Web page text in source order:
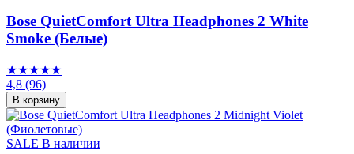
Bose QuietComfort Ultra Headphones 2 White
Smoke (Белые)
★★★★★
4,8 (96)
В корзину
SALE В наличии